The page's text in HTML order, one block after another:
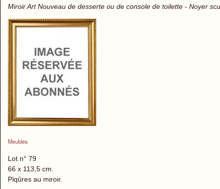
Miroir Art Nouveau de desserte ou de console de toilette - Noyer
Meubles
Lot n° 79
66 x 113,5 cm.
Piqûres au miroir.